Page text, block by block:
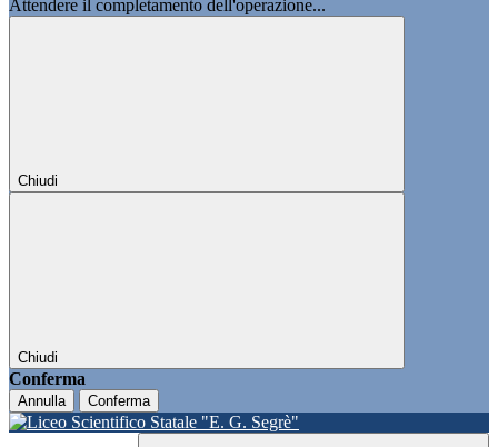
Attendere il completamento dell'operazione...
Chiudi
Chiudi
Conferma
Annulla Conferma